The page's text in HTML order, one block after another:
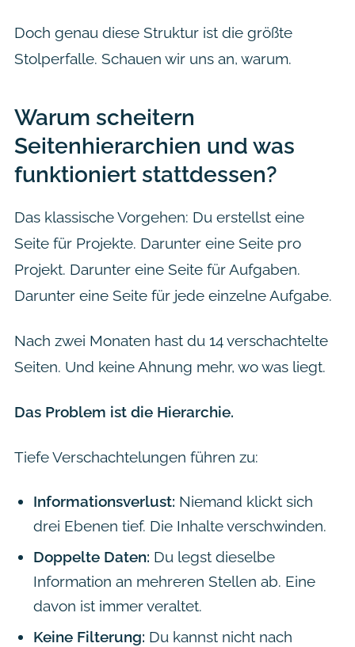
Doch genau diese Struktur ist die größte
Stolperfalle. Schauen wir uns an, warum.
Warum scheitern
Seitenhierarchien und was
funktioniert stattdessen?
Das klassische Vorgehen: Du erstellst eine
Seite für Projekte. Darunter eine Seite pro
Projekt. Darunter eine Seite für Aufgaben.
Darunter eine Seite für jede einzelne Aufgabe.
Nach zwei Monaten hast du 14 verschachtelte
Seiten. Und keine Ahnung mehr, wo was liegt.
Das Problem ist die Hierarchie.
Tiefe Verschachtelungen führen zu:
Informationsverlust: Niemand klickt sich
drei Ebenen tief. Die Inhalte verschwinden.
Doppelte Daten: Du legst dieselbe
Information an mehreren Stellen ab. Eine
davon ist immer veraltet.
Keine Filterung: Du kannst nicht nach